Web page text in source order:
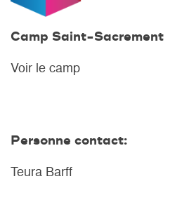
Camp Saint-Sacrement
Voir le camp
Personne contact:
Teura Barff